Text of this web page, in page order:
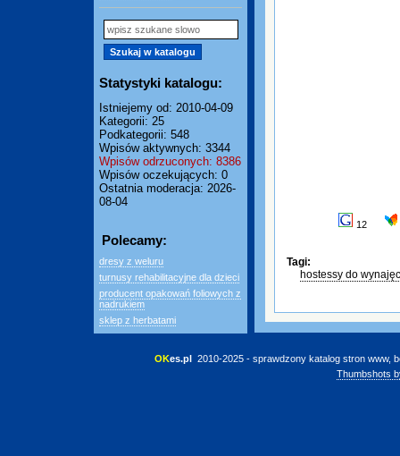
Statystyki katalogu:
Istniejemy od: 2010-04-09
Kategorii: 25
Podkategorii: 548
Wpisów aktywnych: 3344
Wpisów odrzuconych: 8386
Wpisów oczekujących: 0
Ostatnia moderacja: 2026-
08-04
Polecamy:
dresy z weluru
turnusy rehabilitacyjne dla dzieci
producent opakowań foliowych z
nadrukiem
sklep z herbatami
12
Tagi:
hostessy do
OKes.pl 2010-2025 - sprawdzony katalog stron www,
Thumbshots